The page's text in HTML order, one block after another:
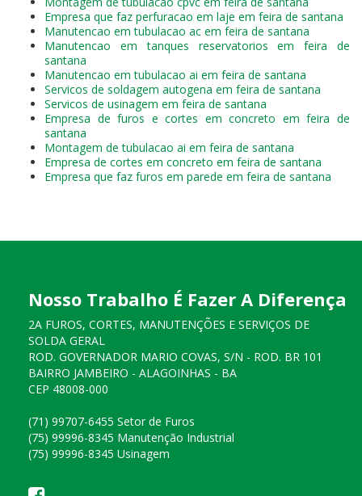
Empresa que faz perfuracao em laje em feira de santana
Manutencao em tubulacao ac em feira de santana
Manutencao em tanques reservatorios em feira de
santana
Manutencao em tubulacao ai em feira de santana
Servicos de soldagem autogena em feira de santana
Servicos de usinagem em feira de santana
Empresa de furos e cortes em concreto em feira de
santana
Montagem de tubulacao ai em feira de santana
Empresa de cortes em concreto em feira de santana
Empresa que faz furos em parede em feira de santana
Nosso Trabalho É Fazer A Diferença
2A FUROS, CORTES, MANUTENÇÕES E SERVIÇOS DE
SOLDA GERAL
ROD. GOVERNADOR MARIO COVAS, S/N - ROD. BR 101
BAIRRO JAMBEIRO - ALAGOINHAS - BA
CEP 48008-000
(71) 99707-6455 Setor de Furos
(75) 99996-8345 Manutenção Industrial
(75) 99996-8345 Usinagem